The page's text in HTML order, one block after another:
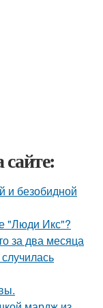
и безобидной
"Люди Икс"?
за два месяца